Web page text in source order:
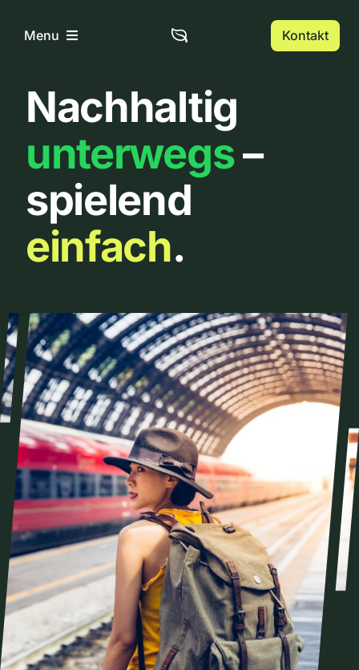
InhaltMenu
Home
Über uns
Urbanlist
Kontakt
Nachhaltig
unterwegs–
spielend
einfach.